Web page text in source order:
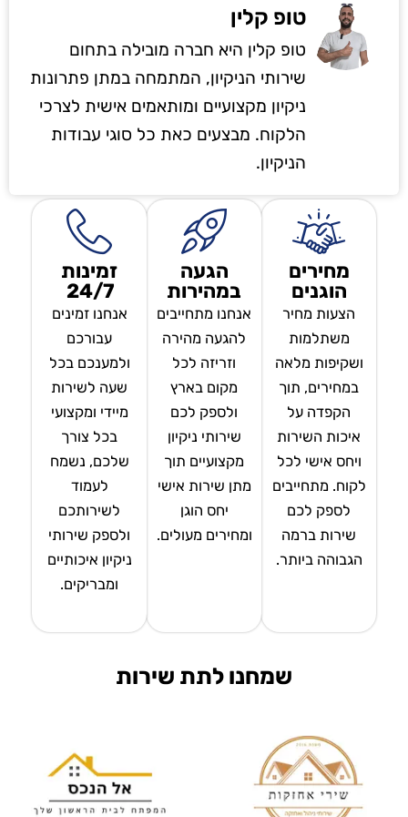
טופ קלין
טופ קלין היא חברה מובילה בתחום
שירותי הניקיון, המתמחה במתן פתרונות
ניקיון מקצועיים ומותאמים אישית לצרכי
הלקוח. מבצעים כאת כל סוגי עבודות
הניקיון.
מחירים
הוגנים
הצעות מחיר
משתלמות
ושקיפות מלאה
במחירים, תוך
הקפדה על
איכות השירות
ויחס אישי לכל
לקוח. מתחייבים
לספק לכם
שירות ברמה
הגבוהה ביותר.
הגעה
במהירות
אנחנו מתחייבים
להגעה מהירה
וזריזה לכל
מקום בארץ
ולספק לכם
שירותי ניקיון
מקצועיים תוך
מתן שירות אישי
יחס הוגן
ומחירים מעולים.
זמינות
24/7
אנחנו זמינים
עבורכם
ולמענכם בכל
שעה לשירות
מיידי ומקצועי
בכל צורך
שלכם, נשמח
לעמוד
לשירותכם
ולספק שירותי
ניקיון איכותיים
ומבריקים.
שמחנו לתת שירות